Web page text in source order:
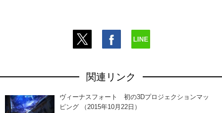
関連リンク
ヴィーナスフォート 初の3Dプロジェクションマッ
ピング （2015年10月22日）